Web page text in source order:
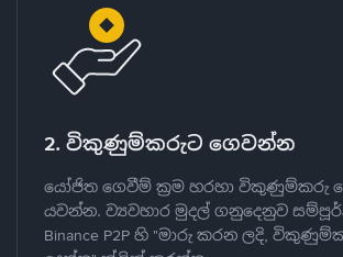
2. විකුණුම්කරුට ගෙවන්න
යෝජිත ගෙවීම් ක්‍රම හරහා විකුණුම්කරු
යවන්න. ව්‍යවහාර මුදල් ගනුදෙනුව
Binance P2P හි "මාරු කරන ලදි,